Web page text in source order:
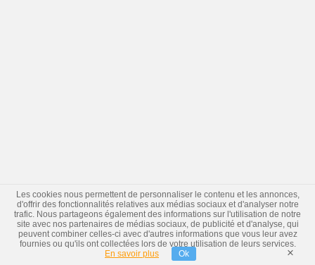
Les cookies nous permettent de personnaliser le contenu et les annonces,
d'offrir des fonctionnalités relatives aux médias sociaux et d'analyser notre
trafic. Nous partageons également des informations sur l'utilisation de notre
site avec nos partenaires de médias sociaux, de publicité et d'analyse, qui
peuvent combiner celles-ci avec d'autres informations que vous leur avez
fournies ou qu'ils ont collectées lors de votre utilisation de leurs services.
En savoir plus
Ok ×